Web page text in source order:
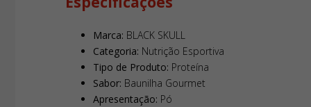
Marca: BLACK SKULL
Categoria: Nutrição Esportiva
Tipo de Produto: Proteína
Sabor: Baunilha Gourmet
Apresentação: Pó